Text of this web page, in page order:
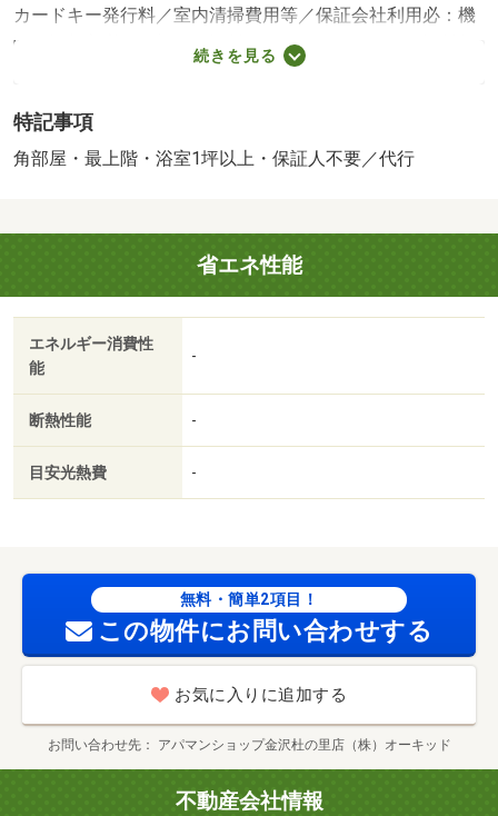
カードキー発行料／室内清掃費用等／保証会社利用必：機
関保証加入必須。初回保証料３５０００円、月額保証料賃
料等総額の１％＋８００円／月（その他商品あり）／［退
Ｐガス料金はご契約前にＬＰガス事業者にご確認いただけ
ます。 ルームクリーニング料金にエアコンクリーニング
ーホン／室内洗濯置／角住戸／温水洗浄便座／駐輪場／即
入居可／最上階／敷金不要／照明付／ウォークインクロゼ
ット／保証人不要／ネット使用料不要／浴室１坪以上／２
駅利用可／全居室６畳以上／プロパンガス／礼金１ヶ月／
保証会社利用可／セブン－イレブン金沢直江町店（コンビ
ニ）まで１５２ｍ／ウエルシア金沢直江店（ドラッグスト
ター）まで７５４ｍ／Ｖ・ｄｒｕｇ直江店（ドラッグスト
ア）まで５８６ｍ／スギ薬局鞍月店（ドラッグストア）ま
で６８８ｍ／デイリーヤマザキ金沢南新保町店（コンビ
続きを見る
特記事項
角部屋・最上階・浴室1坪以上・保証人不要／代行
省エネ性能
エネルギー消費性
能
-
断熱性能 -
目安光熱費 -
無料・簡単2項目！
この物件にお問い合わせする
お気に入りに追加する
お問い合わせ先 アパマンショップ金沢杜の里店（株）オーキッド
不動産会社情報